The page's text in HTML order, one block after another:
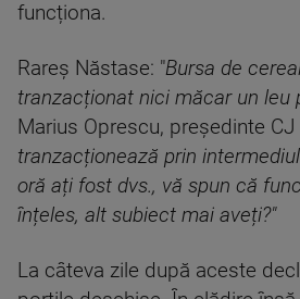
funcționa.
Rareș Năstase: "Bursa de
tranzacționat nici măcar un leu
Marius Oprescu, președinte CJ
tranzacționează prin
oră ați fost dvs., vă spun că
înțeles, alt subiect mai aveți?"
La câteva zile după aceste